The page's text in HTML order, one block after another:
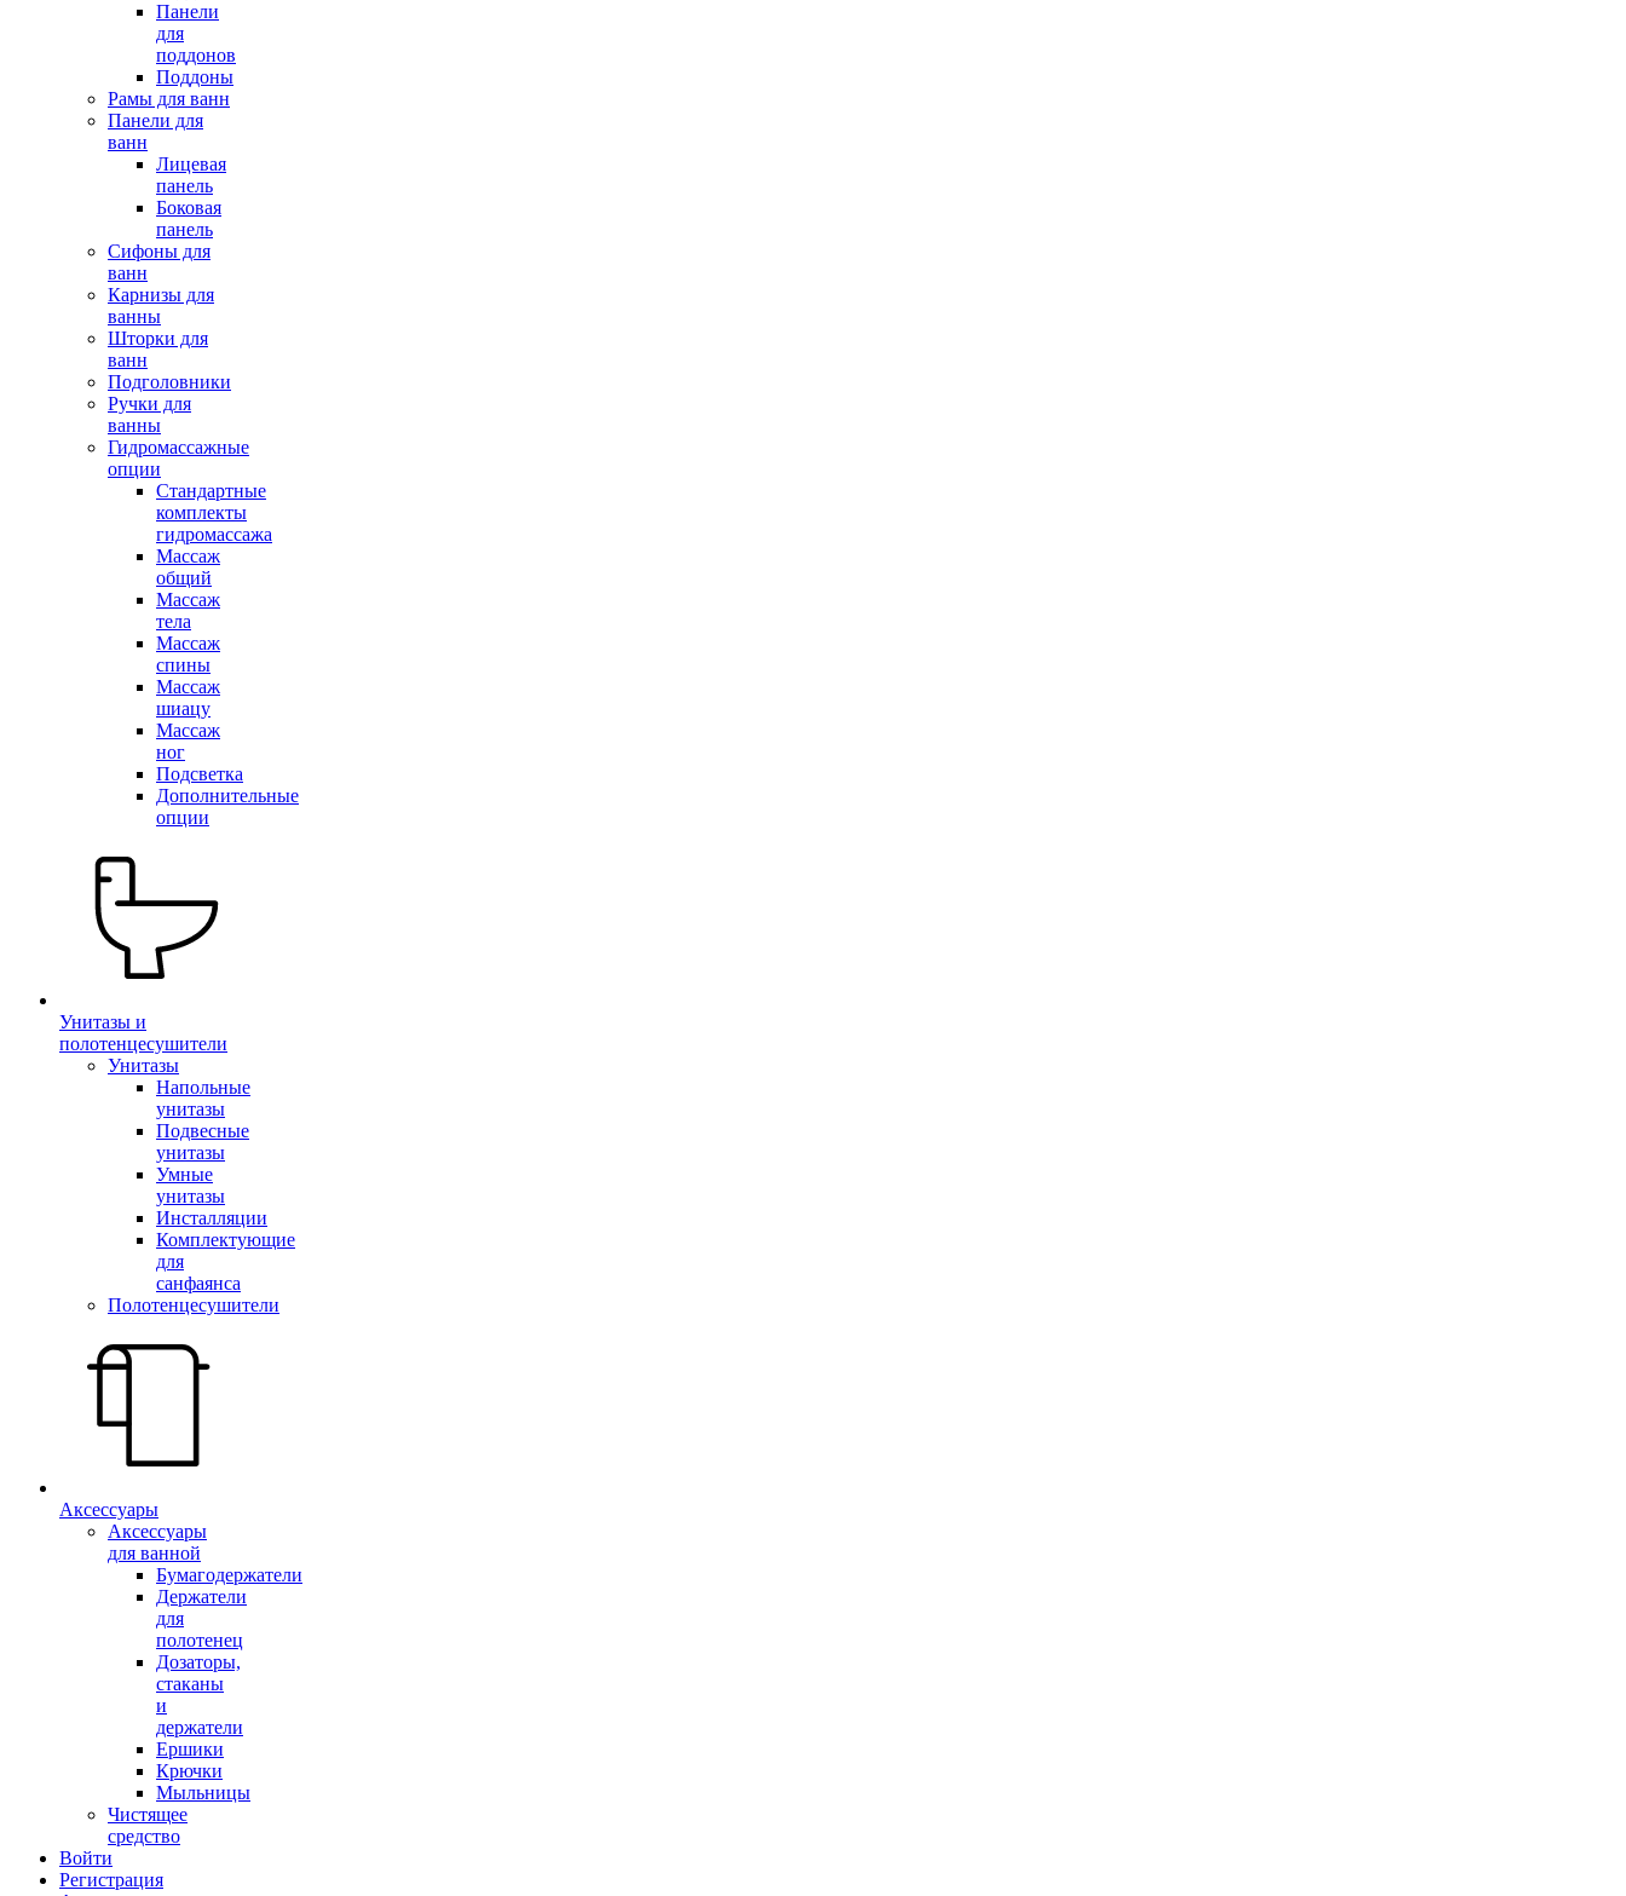
Панели
для
поддонов
Поддоны
Рамы для ванн
Панели для
ванн
Лицевая
панель
Боковая
панель
Сифоны для
ванн
Карнизы для
ванны
Шторки для
ванн
Подголовники
Ручки для
ванны
Гидромассажные
опции
Стандартные
комплекты
гидромассажа
Массаж
общий
Массаж
тела
Массаж
спины
Массаж
шиацу
Массаж
ног
Подсветка
Дополнительные
опции
Унитазы и
полотенцесушители
Унитазы
Напольные
унитазы
Подвесные
унитазы
Умные
унитазы
Инсталляции
Комплектующие
для
санфаянса
Полотенцесушители
Аксессуары
Аксессуары
для ванной
Бумагодержатели
Держатели
для
полотенец
Дозаторы,
стаканы
и
держатели
Ершики
Крючки
Мыльницы
Чистящее
средство
Войти
Регистрация